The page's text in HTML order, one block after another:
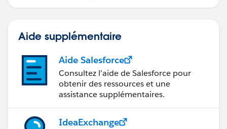
Aide supplémentaire
Aide Salesforce
Consultez l’aide de Salesforce pour
obtenir des ressources et une
assistance supplémentaires.
IdeaExchange